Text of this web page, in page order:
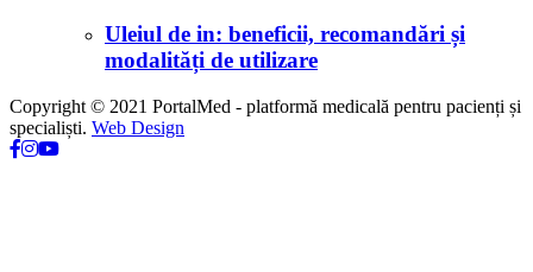
Uleiul de in: beneficii, recomandări și
modalități de utilizare
Copyright © 2021 PortalMed - platformă medicală pentru pacienți și
specialiști. Web Design